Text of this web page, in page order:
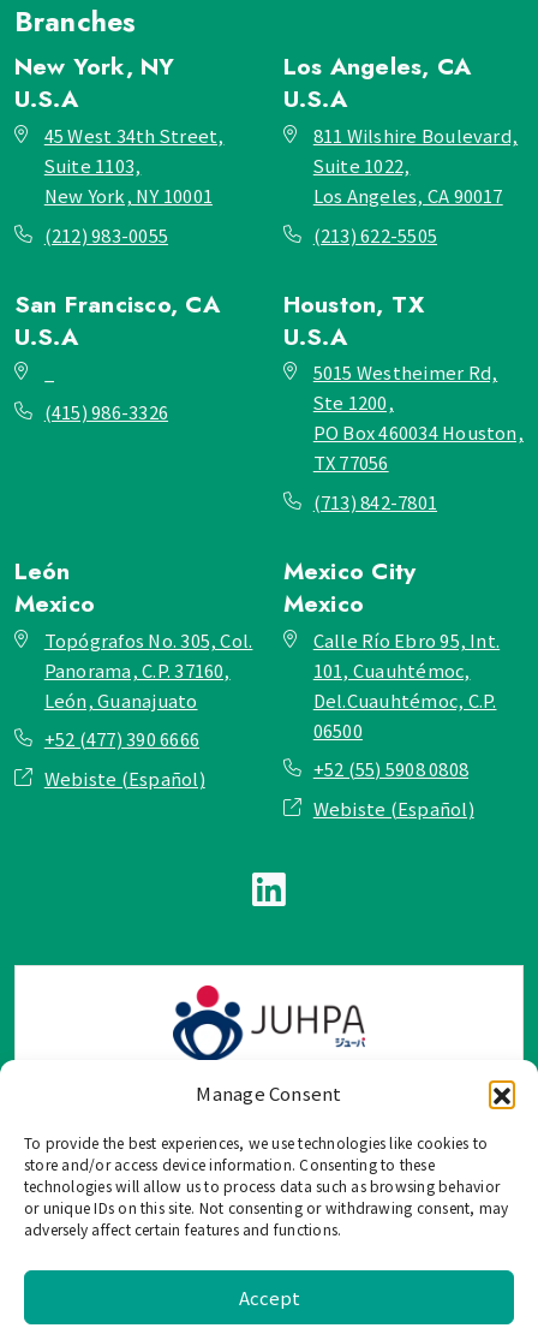
Manage Consent
To provide the best experiences, we use technologies like cookies to
store and/or access device information. Consenting to these
technologies will allow us to process data such as browsing behavior
or unique IDs on this site. Not consenting or withdrawing consent, may
adversely affect certain features and functions.
Accept
Branches
New York, NY
U.S.A
45 West 34th Street,
Suite 1103,
New York, NY 10001
(212) 983-0055
Los Angeles, CA
U.S.A
811 Wilshire Boulevard,
Suite 1022,
Los Angeles, CA 90017
(213) 622-5505
San Francisco, CA
U.S.A
(415) 986-3326
Houston, TX
U.S.A
5015 Westheimer Rd,
Ste 1200,
PO Box 460034 Houston,
TX 77056
(713) 842-7801
León
Mexico
Topógrafos No. 305, Col.
Panorama, C.P. 37160,
León, Guanajuato
+52 (477) 390 6666
Webiste (Español)
Mexico City
Mexico
Calle Río Ebro 95, Int.
101, Cuauhtémoc,
Del.Cuauhtémoc, C.P.
06500
+52 (55) 5908 0808
Webiste (Español)
TOP Group または TOP en Español では、公式メールアドレ
ス、電話番号、ソーシャルネットワーク、フォームからのみ
ご連絡を受け付けております。
このウェブサイトに記載されていない不正な手段で、個人情
報を共有することはご遠慮ください。
©2026 TOP US, All Rights Reserved. |Privacy Policy